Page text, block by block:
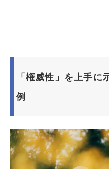
「権威性」を上手
例